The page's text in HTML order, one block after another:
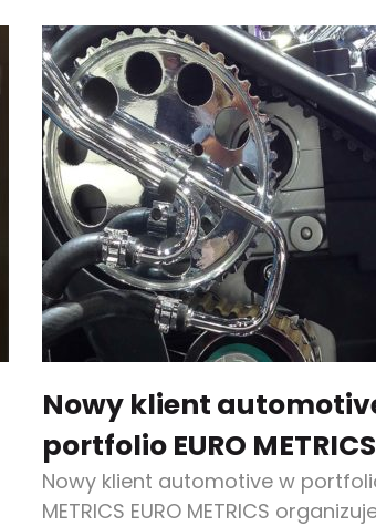
Nowy klient
portfolio EURO METRICS
Nowy klient automotive w
METRICS EURO METRICS